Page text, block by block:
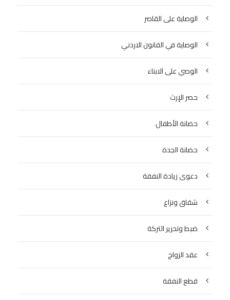
الوصاية على القاصر
الوصاية في القانون الاردني
الوصي على الابناء
حصر الإرث
حضانة الأطفال
حضانة الجدة
دعوى زيادة النفقة
شقاق ونزاع
ضبط وتحرير التركة
عقد الزواج
قطع النفقة